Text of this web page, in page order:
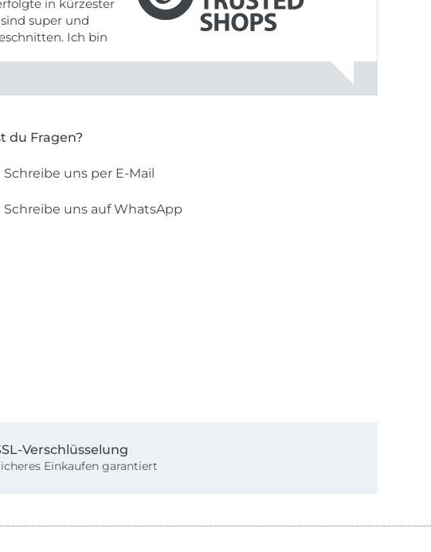
in kürzester
Ich bin
du Fragen?
Schreibe uns per E-Mail
Schreibe uns auf WhatsApp
Verschlüsselung
Einkaufen garantiert